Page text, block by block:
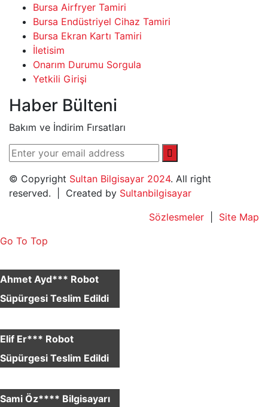
Bursa Airfryer Tamiri
Bursa Endüstriyel Cihaz Tamiri
Bursa Ekran Kartı Tamiri
İletisim
Onarım Durumu Sorgula
Yetkili Girişi
Haber Bülteni
Bakım ve İndirim Fırsatları
© Copyright Sultan Bilgisayar 2024. All right
reserved. | Created by Sultanbilgisayar
Sözlesmeler
Site Map
Go To Top
Ahmet Ayd*** Robot
Süpürgesi Teslim Edildi
Elif Er*** Robot
Süpürgesi Teslim Edildi
Sami Öz**** Bilgisayarı